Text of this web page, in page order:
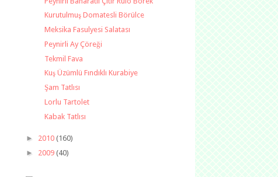
Kurutulmuş Domatesli Börülce
Meksika Fasulyesi Salatası
Peynirli Ay Çöreği
Tekmil Fava
Kuş Üzümlü Fındıklı Kurabiye
Şam Tatlısı
Lorlu Tartolet
Kabak Tatlısı
► 2010 (160)
► 2009 (40)